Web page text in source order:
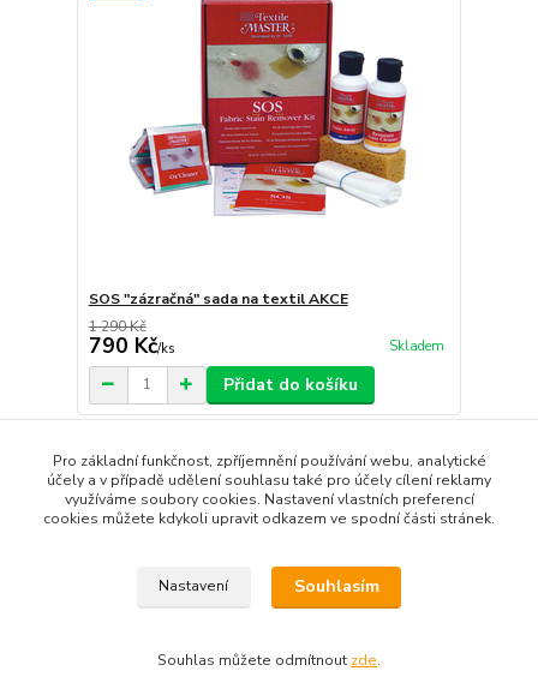
SOS "zázračná" sada na textil AKCE
1 290 Kč
790 Kč/ks Skladem
Přidat do košíku
strana z 1
Pro základní funkčnost, zpříjemnění používání webu, analytické
účely a v případě udělení souhlasu také pro účely cílení reklamy
využíváme soubory cookies. Nastavení vlastních preferencí
cookies můžete kdykoli upravit odkazem ve spodní části stránek.
Nastavení Souhlasím
Souhlas můžete odmítnout zde.